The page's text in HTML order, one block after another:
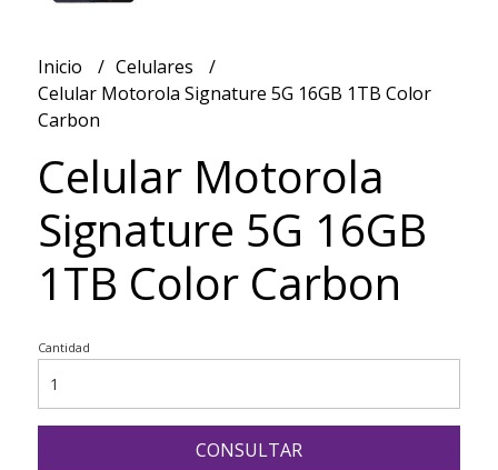
Inicio
Celulares
Celular Motorola Signature 5G 16GB 1TB Color
Carbon
Celular Motorola
Signature 5G 16GB
1TB Color Carbon
Cantidad
CONSULTAR